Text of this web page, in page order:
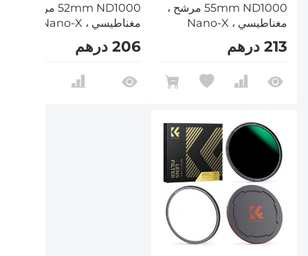
55mm ND1000 مرشح ،
مغناطيسي ، Nano-X
213 درهم
52mm ND1000 مرشح ،
مغناطيسي ، Nano-X
206 درهم